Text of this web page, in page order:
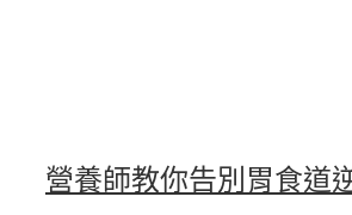
營養師教你告別胃食道